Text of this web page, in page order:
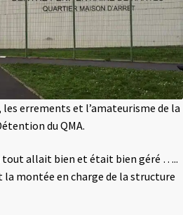
les errements et l’amateurisme de la
du QMA.
tout allait bien et était bien géré …..
la montée en charge de la structure